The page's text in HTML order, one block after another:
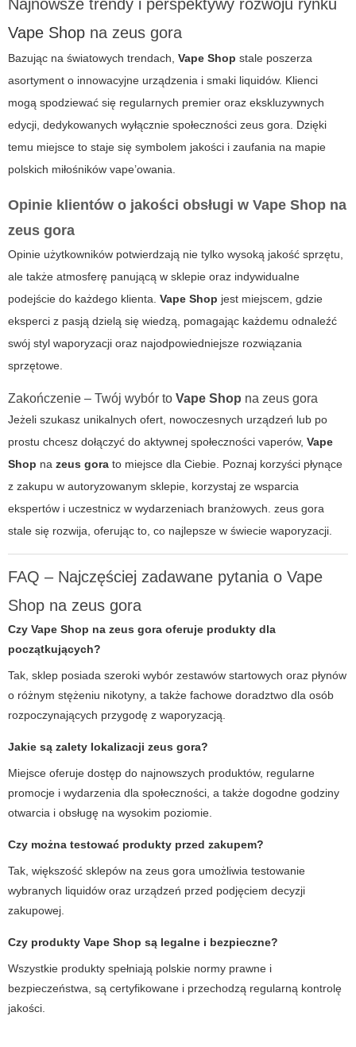
Najnowsze trendy i perspektywy rozwoju rynku
Vape Shop na zeus gora
Bazując na światowych trendach, Vape Shop stale poszerza
asortyment o innowacyjne urządzenia i smaki liquidów. Klienci
mogą spodziewać się regularnych premier oraz ekskluzywnych
edycji, dedykowanych wyłącznie społeczności zeus gora. Dzięki
temu miejsce to staje się symbolem jakości i zaufania na mapie
polskich miłośników vape’owania.
Opinie klientów o jakości obsługi w Vape Shop na
zeus gora
Opinie użytkowników potwierdzają nie tylko wysoką jakość sprzętu,
ale także atmosferę panującą w sklepie oraz indywidualne
podejście do każdego klienta. Vape Shop jest miejscem, gdzie
eksperci z pasją dzielą się wiedzą, pomagając każdemu odnaleźć
swój styl waporyzacji oraz najodpowiedniejsze rozwiązania
sprzętowe.
Zakończenie – Twój wybór to Vape Shop na zeus gora
Jeżeli szukasz unikalnych ofert, nowoczesnych urządzeń lub po
prostu chcesz dołączyć do aktywnej społeczności vaperów, Vape
Shop na zeus gora to miejsce dla Ciebie. Poznaj korzyści płynące
z zakupu w autoryzowanym sklepie, korzystaj ze wsparcia
ekspertów i uczestnicz w wydarzeniach branżowych. zeus gora
stale się rozwija, oferując to, co najlepsze w świecie waporyzacji.
FAQ – Najczęściej zadawane pytania o Vape
Shop na zeus gora
Czy Vape Shop na zeus gora oferuje produkty dla
początkujących?
Tak, sklep posiada szeroki wybór zestawów startowych oraz płynów
o różnym stężeniu nikotyny, a także fachowe doradztwo dla osób
rozpoczynających przygodę z waporyzacją.
Jakie są zalety lokalizacji zeus gora?
Miejsce oferuje dostęp do najnowszych produktów, regularne
promocje i wydarzenia dla społeczności, a także dogodne godziny
otwarcia i obsługę na wysokim poziomie.
Czy można testować produkty przed zakupem?
Tak, większość sklepów na zeus gora umożliwia testowanie
wybranych liquidów oraz urządzeń przed podjęciem decyzji
zakupowej.
Czy produkty Vape Shop są legalne i bezpieczne?
Wszystkie produkty spełniają polskie normy prawne i
bezpieczeństwa, są certyfikowane i przechodzą regularną kontrolę
jakości.